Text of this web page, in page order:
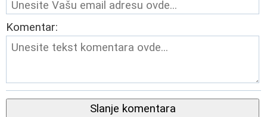
Komentar:
Slanje komentara